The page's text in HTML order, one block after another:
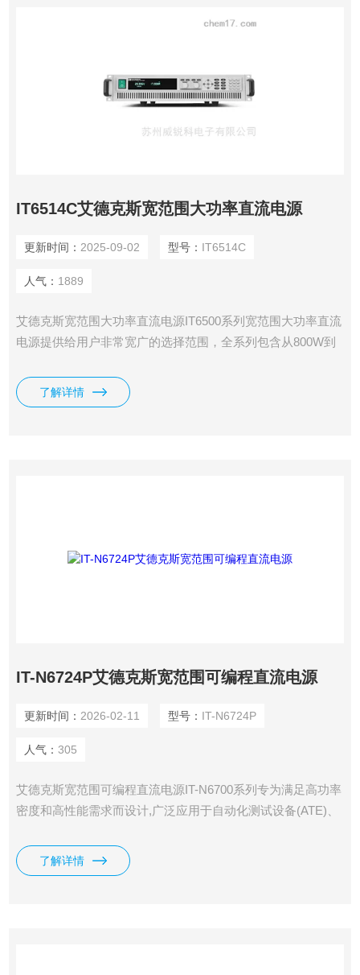
IT6514C艾德克斯宽范围大功率直流电源
更新时间： 2025-09-02 型号： IT6514C
人气： 1889
艾德克斯宽范围大功率直流电源IT6500系列宽范围大功率直流
电源提供给用户非常宽广的选择范围，全系列包含从800W到
压、电流使用范围。不但有丰富测量功能、高速响应的
IT6500C系列，同时也提供高性能、稳定输出的IT6500D系
了解详情
IT-N6724P艾德克斯宽范围可编程直流电源
更新时间： 2026-02-11 型号： IT-N6724P
人气： 305
艾德克斯宽范围可编程直流电源IT-N6700系列专为满足高功率
密度和高性能需求而设计,广泛应用于自动化测试设备(ATE)、
和1500W两种功率规格,电压范围从32V至1500V,适应各种测试
需求。紧凑的1/2 2U机架设计使其在有限空间内提供*功率输
了解详情